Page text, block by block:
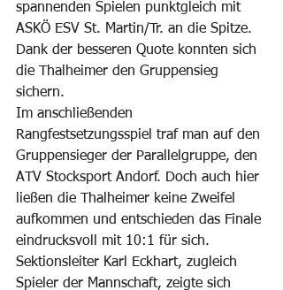
spannenden Spielen punktgleich mit
ASKÖ ESV St. Martin/Tr. an die Spitze.
Dank der besseren Quote konnten sich
die Thalheimer den Gruppensieg
sichern.
Im anschließenden
Rangfestsetzungsspiel traf man auf den
Gruppensieger der Parallelgruppe, den
ATV Stocksport Andorf. Doch auch hier
ließen die Thalheimer keine Zweifel
aufkommen und entschieden das Finale
eindrucksvoll mit 10:1 für sich.
Sektionsleiter Karl Eckhart, zugleich
Spieler der Mannschaft, zeigte sich